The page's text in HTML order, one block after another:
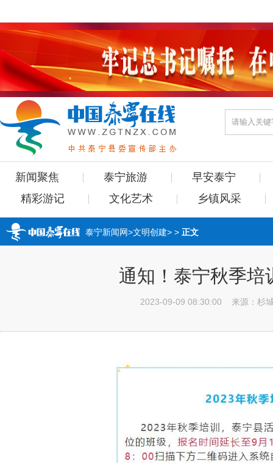
新闻聚焦 泰宁旅游
早安泰宁
精彩游记
文化艺术 乡镇风采
泰宁新闻网>文明创建> > 正文
通知！泰宁秋季培
2023-09-09 08:30:00 来源：杉